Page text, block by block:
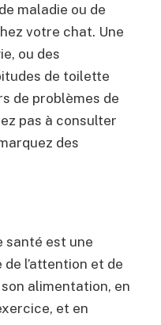
maladie ou de
votre chat. Une
ou des
de toilette
de problèmes de
pas à consulter
des
santé est une
l’attention et de
alimentation, en
et en